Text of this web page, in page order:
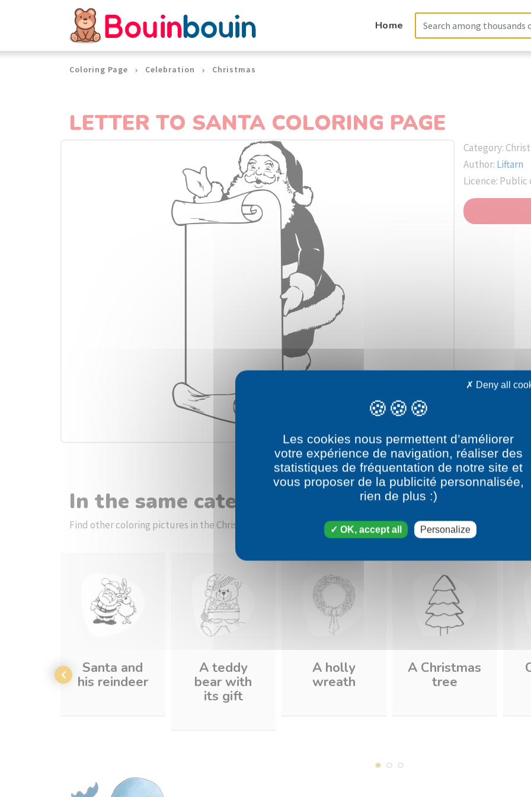
Home
Coloring Page Celebration Christmas
LETTER TO SANTA COLORING PAGE
Category:
Author: Liftarn
Licence: Public
In the same category
Find other coloring pictures in the Christmas category
Santa and
his reindeer
A teddy
bear with
its gift
A holly
wreath
A Christmas
tree
Cookies management panel
Les cookies nous permettent d’améliorer
votre expérience de navigation, réaliser des
statistiques de fréquentation de notre site et
vous proposer de la publicité personnalisée,
rien de plus :)
OK, accept all
Deny all
Personalize